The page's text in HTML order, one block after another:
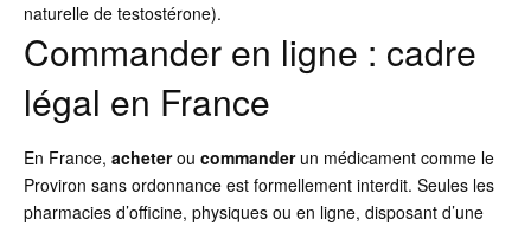
naturelle de testostérone).
Commander en ligne : cadre
légal en France
En France, acheterou commanderun médicament comme le
Proviron sans ordonnance est formellement interdit. Seules les
pharmacies d’officine, physiques ou en ligne, disposant d’une